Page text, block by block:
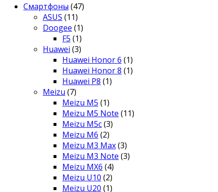
Смартфоны (47)
ASUS (11)
Doogee (1)
F5 (1)
Huawei (3)
Huawei Honor 6 (1)
Huawei Honor 8 (1)
Huawei P8 (1)
Meizu (7)
Meizu M5 (1)
Meizu M5 Note (11)
Meizu M5c(3)
Meizu M6 (2)
Meizu M3 Max(3)
Meizu M3 Note (3)
Meizu MX6 (4)
Meizu U10 (2)
Meizu U20 (1)